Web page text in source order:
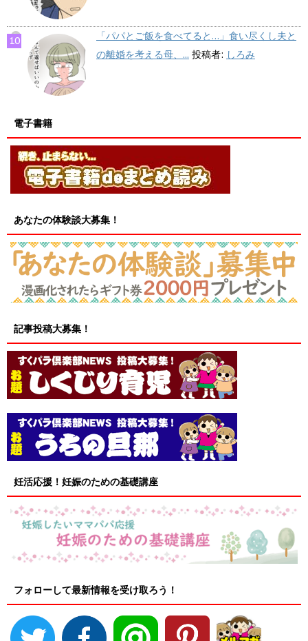
「パパとご飯を食べてると…」食い尽くし夫と
の離婚を考える母、... 投稿者: しろみ
電子書籍
あなたの体験談大募集！
記事投稿大募集！
妊活応援！妊娠のための基礎講座
フォローして最新情報を受け取ろう！